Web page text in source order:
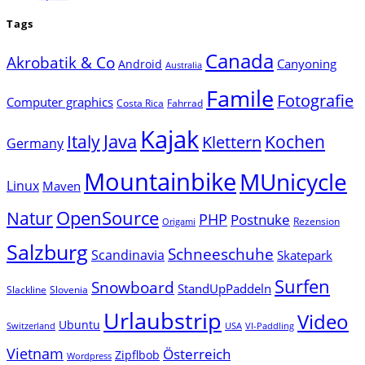
Tags
Akrobatik & Co Android Australia Canada Canyoning
Computer graphics Costa Rica Fahrrad Famile Fotografie
Germany Italy Java Kajak Klettern Kochen
Linux Maven MountainbikeMUnicycle
NaturOpenSource Origami PHP Postnuke Rezension
SalzburgScandinavia Schneeschuhe Skatepark
Slackline Slovenia Snowboard StandUpPaddeln Surfen
Switzerland Ubuntu Urlaubstrip USA VI-Paddling Video
Vietnam Wordpress Zipflbob Österreich